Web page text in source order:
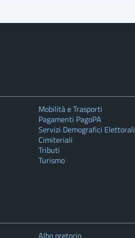
Mobilità e Trasporti
Pagamenti PagoPA
Servizi Demografici Elettorali
Cimiteriali
Tributi
Turismo
Albo pretorio